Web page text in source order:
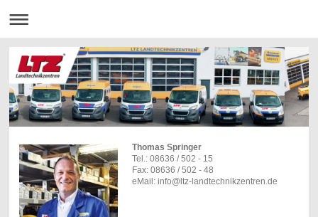
Thomas Springer
Tel.: 08636 / 502 - 15
Fax: 08636 / 502 - 48
eMail: info@ltz-landtechnikzentren.de